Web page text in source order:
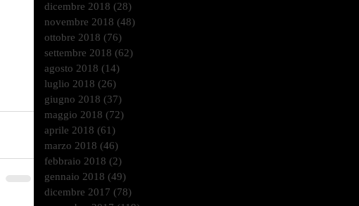
dicembre 2018 (28)
novembre 2018 (48)
ottobre 2018 (76)
settembre 2018 (62)
agosto 2018 (14)
luglio 2018 (26)
giugno 2018 (37)
maggio 2018 (72)
aprile 2018 (61)
marzo 2018 (46)
febbraio 2018 (2)
gennaio 2018 (49)
dicembre 2017 (78)